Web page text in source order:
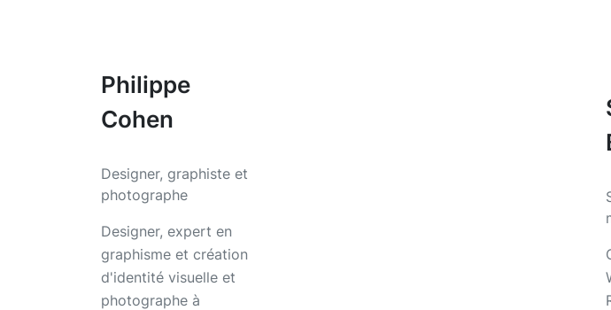
Philippe
Cohen
Designer, graphiste et
photographe
Designer, expert en
graphisme et création
d'identité visuelle et
photographe à